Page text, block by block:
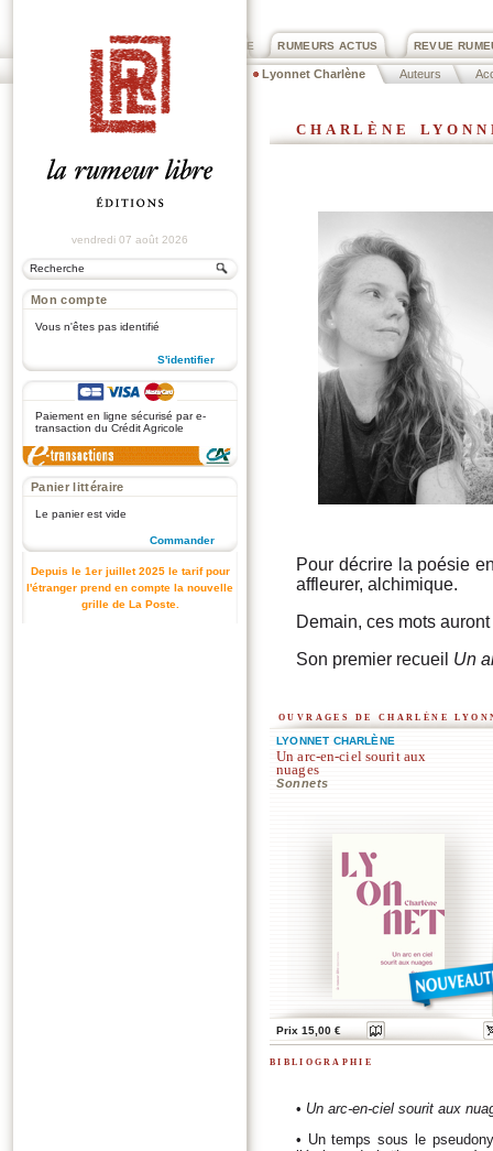
REVUE
RUMEURS ACTUS
PRIX ROGER DEXTRE
Lyonnet Charlène Auteurs
vendredi 07 août 2026
Mon compte
Vous n'êtes pas identifié
S'identifier
Paiement en ligne sécurisé par e-
transaction du Crédit Agricole
Panier littéraire
Le panier est vide
Commander
Depuis le 1er juillet 2025 le tarif pour
l'étranger prend en compte la nouvelle
grille de La Poste.
charlène
Pour décrire la poésie
affleurer, alchimique.
Demain, ces mots
Son premier recueil Un
ouvrages de charlène
LYONNET CHARLÈNE
Un arc-en-ciel sourit aux
nuages
Sonnets
Prix 15,00 €
bibliographie
• Un arc-en-ciel sourit aux
• Un temps sous le